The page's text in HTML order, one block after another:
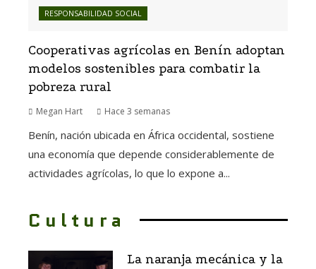
RESPONSABILIDAD SOCIAL
Cooperativas agrícolas en Benín adoptan
modelos sostenibles para combatir la
pobreza rural
Megan Hart Hace 3 semanas
Benín, nación ubicada en África occidental, sostiene
una economía que depende considerablemente de
actividades agrícolas, lo que lo expone a...
Cultura
La naranja mecánica y la